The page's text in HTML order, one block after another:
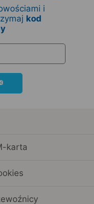
i
kod
karta